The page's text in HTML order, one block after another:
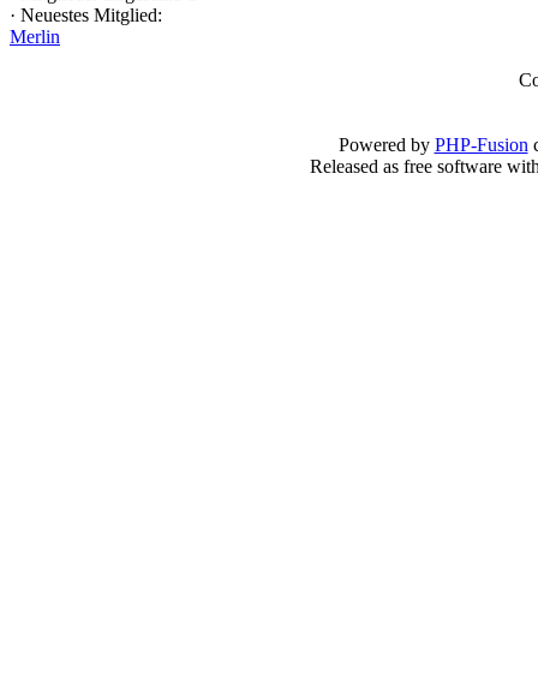
· Neuestes Mitglied:
Merlin
Powered by PHP-Fusion
Released as free software